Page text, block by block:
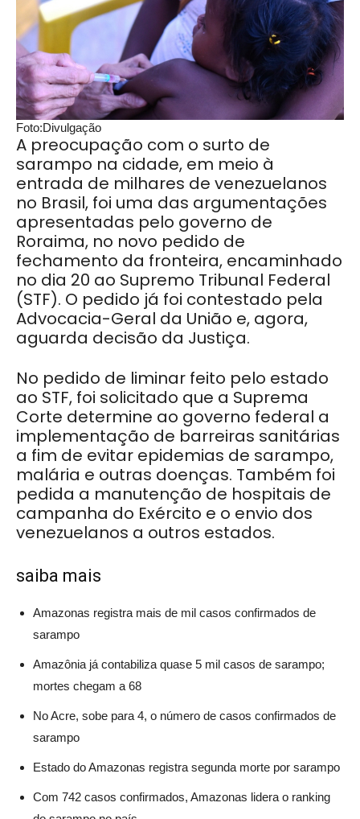
Foto:Divulgação
A preocupação com o surto de
sarampo na cidade, em meio à
entrada de milhares de venezuelanos
no Brasil, foi uma das argumentações
apresentadas pelo governo de
Roraima, no novo pedido de
fechamento da fronteira, encaminhado
no dia 20 ao Supremo Tribunal Federal
(STF). O pedido já foi contestado pela
Advocacia-Geral da União e, agora,
aguarda decisão da Justiça.
No pedido de liminar feito pelo estado
ao STF, foi solicitado que a Suprema
Corte determine ao governo federal a
implementação de barreiras sanitárias
a fim de evitar epidemias de sarampo,
malária e outras doenças. Também foi
pedida a manutenção de hospitais de
campanha do Exército e o envio dos
venezuelanos a outros estados.
saiba mais
Amazonas registra mais de mil casos confirmados de
sarampo
Amazônia já contabiliza quase 5 mil casos de sarampo;
mortes chegam a 68
No Acre, sobe para 4, o número de casos confirmados de
sarampo
Estado do Amazonas registra segunda morte por sarampo
Com 742 casos confirmados, Amazonas lidera o ranking